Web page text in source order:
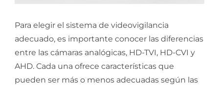
Para elegir el sistema de videovigilancia
adecuado, es importante conocer las diferencias
entre las cámaras analógicas, HD-TVI, HD-CVI y
AHD. Cada una ofrece características que
pueden ser más o menos adecuadas según las